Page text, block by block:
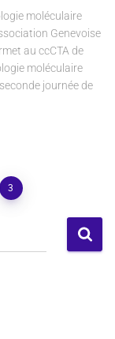
moléculaire
Genevoise
au ccCTA de
moléculaire
journée de
3